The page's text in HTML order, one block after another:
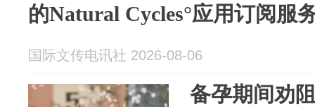
的Natural Cycles°应用订阅服
国际文传电讯社 2026-08-06
备孕期间劝